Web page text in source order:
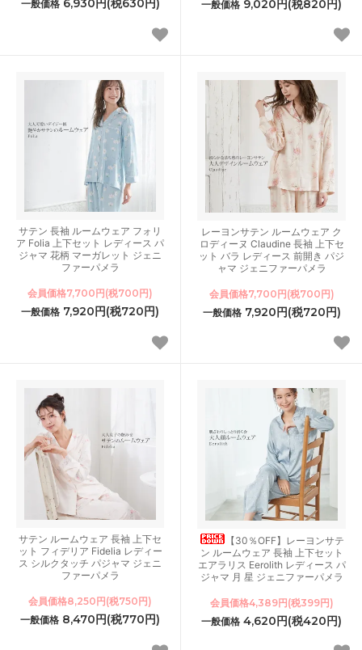
一般価格6,930円(税630円)
一般価格 9,020円(税820円)
サテン 長袖 ルームウェア フォリ
ア Folia 上下セット レディース パ
ジャマ 花柄 マーガレット ジェニ
ファーパメラ
会員価格7,700円(税700円)
一般価格 7,920円(税720円)
レーヨンサテン ルームウェア ク
ロディーヌ Claudine 長袖 上下セ
ット バラ レディース 前開き パジ
ャマ ジェニファーパメラ
会員価格7,700円(税700円)
一般価格7,920円(税720円)
サテン ルームウェア 長袖 上下セ
ット フィデリア Fidelia レディー
ス シルクタッチ パジャマ ジェニ
ファーパメラ
会員価格8,250円(税750円)
一般価格 8,470円(税770円)
【30％OFF】レーヨンサテ
ン ルームウェア 長袖 上下セット
エアラリス Eerolith レディース パ
ジャマ 月 星 ジェニファーパメラ
会員価格4,389円(税399円)
一般価格 4,620円(税420円)